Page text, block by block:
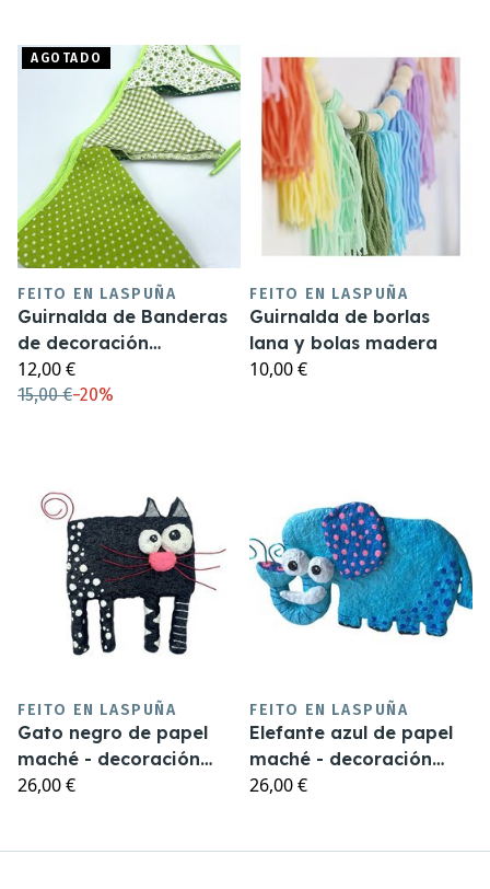
AGOTADO
FEITO EN LASPUÑA
Guirnalda de Banderas
de decoración
triangulares
12,00 €
15,00 €−20%
FEITO EN LASPUÑA
Guirnalda de borlas
lana y bolas madera
10,00 €
FEITO EN LASPUÑA
Gato negro de papel
maché - decoración
infantil
26,00 €
FEITO EN LASPUÑA
Elefante azul de papel
maché - decoración
infantil
26,00 €